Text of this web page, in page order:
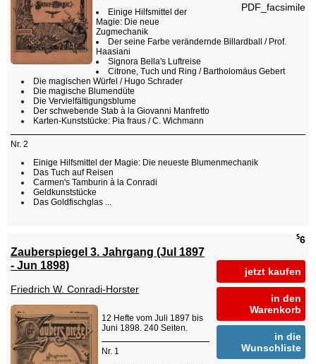
PDF_facsimile
Einige Hilfsmittel der
Magie: Die neue
Zugmechanik
Der seine Farbe verändernde Billardball / Prof.
Haasiani
Signora Bella's Luftreise
Citrone, Tuch und Ring / Bartholomäus Gebert
Die magischen Würfel / Hugo Schrader
Die magische Blumendüte
Die Vervielfältigungsblume
Der schwebende Stab à la Giovanni Manfretto
Karten-Kunststücke: Pia fraus / C. Wichmann
Nr. 2
Einige Hilfsmittel der Magie: Die neueste Blumenmechanik
Das Tuch auf Reisen
Carmen's Tamburin à la Conradi
Geldkunststücke
Das Goldfischglas ...
$6
jetzt kaufen
in den
Warenkorb
in die
Wunschliste
Zauberspiegel 3. Jahrgang (Jul 1897
- Jun 1898)
Friedrich W. Conradi-Horster
12 Hefte vom Juli 1897 bis
Juni 1898. 240 Seiten.
Nr. 1